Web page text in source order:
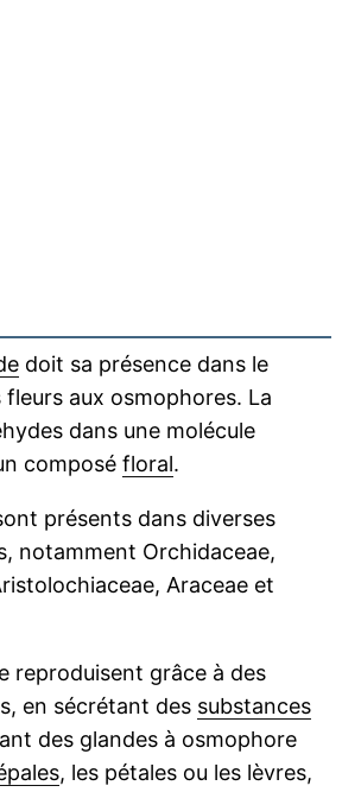
doit sa présence dans le
aux osmophores. La
dans une molécule
composé floral.
présents dans diverses
notamment Orchidaceae,
Araceae et
reproduisent grâce à des
en sécrétant des substances
des glandes à osmophore
, les pétales ou les lèvres,